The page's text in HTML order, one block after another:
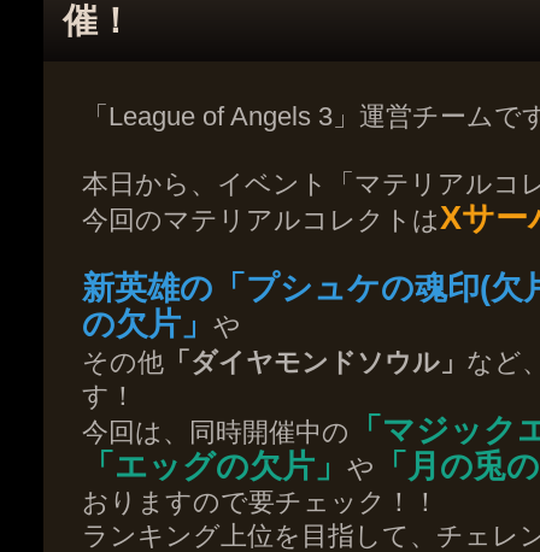
催！
「League of Angels 3」運営チームで
本日から、イベント「マテリアルコ
今回のマテリアルコレクトはXサー
新英雄の「プシュケの魂印(欠
の欠片」 や
その他 「ダイヤモンドソウル」 など
す！
今回は、同時開催中の
「マジック
「エッグの欠片」 や 「月の兎
おりますので要チェック！！
ランキング上位を目指して、チェレ